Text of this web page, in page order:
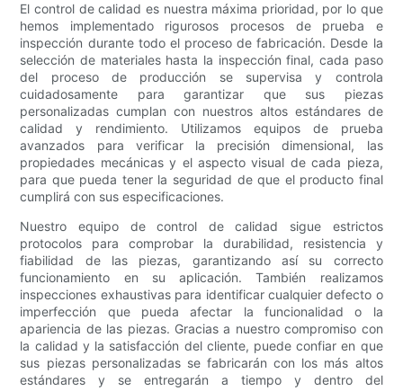
El control de calidad es nuestra máxima prioridad, por lo que
hemos implementado rigurosos procesos de prueba e
inspección durante todo el proceso de fabricación. Desde la
selección de materiales hasta la inspección final, cada paso
del proceso de producción se supervisa y controla
cuidadosamente para garantizar que sus piezas
personalizadas cumplan con nuestros altos estándares de
calidad y rendimiento. Utilizamos equipos de prueba
avanzados para verificar la precisión dimensional, las
propiedades mecánicas y el aspecto visual de cada pieza,
para que pueda tener la seguridad de que el producto final
cumplirá con sus especificaciones.
Nuestro equipo de control de calidad sigue estrictos
protocolos para comprobar la durabilidad, resistencia y
fiabilidad de las piezas, garantizando así su correcto
funcionamiento en su aplicación. También realizamos
inspecciones exhaustivas para identificar cualquier defecto o
imperfección que pueda afectar la funcionalidad o la
apariencia de las piezas. Gracias a nuestro compromiso con
la calidad y la satisfacción del cliente, puede confiar en que
sus piezas personalizadas se fabricarán con los más altos
estándares y se entregarán a tiempo y dentro del